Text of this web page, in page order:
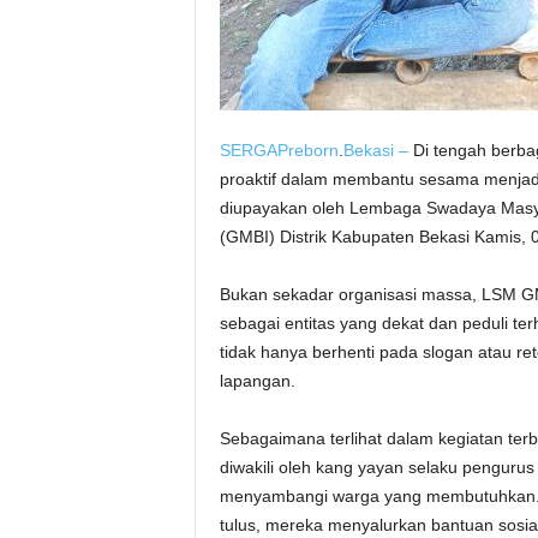
SERGAPreborn Bekasi –Di tengah
proaktif dalam membantu sesama
diupayakan oleh Lembaga Swadaya
(GMBI) Distrik Kabupaten Bekasi Kamis,
Bukan sekadar organisasi massa, LSM
sebagai entitas yang dekat dan peduli
tidak hanya berhenti pada slogan atau
lapangan.
Sebagaimana terlihat dalam kegiatan
diwakili oleh kang yayan selaku
menyambangi warga yang
tulus, mereka menyalurkan bantuan